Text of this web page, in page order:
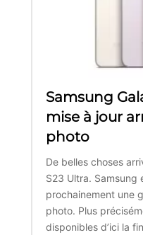
Samsung
mise à jour
photo
De belles choses
S23 Ultra.
prochainement une
photo. Plus
disponibles d’ici la